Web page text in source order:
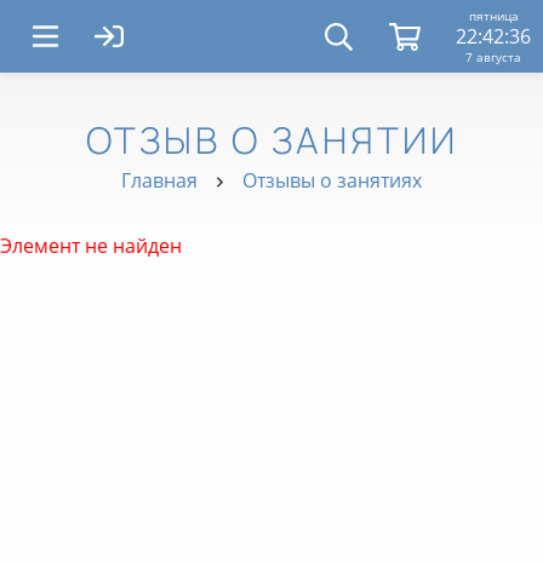
пятница
22:42:36
7 августа
ОТЗЫВ О ЗАНЯТИИ
Главная Отзывы о занятиях
Элемент не найден